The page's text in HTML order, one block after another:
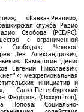
«Кавказ.Реалии»;
служба Радио
Свобода (PCE/PC);
с ограниченной
Свобода»; Чешское
Лев Александрович;
Камалягин Денис
Евгений Николаевич;
межрегиональная
инициатив и
Петербургский
Федоров; (Oxxxymiron);
Попова; Социально-